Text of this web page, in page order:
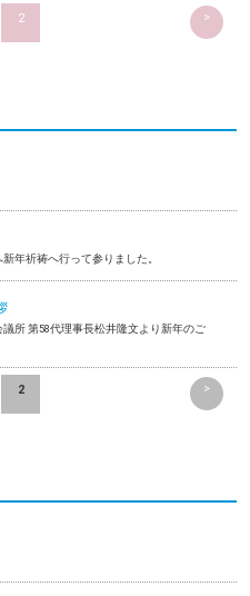
2 >
年祈祷へ行って参りました。
所 第58代理事長松井隆文より新年のご
2 >